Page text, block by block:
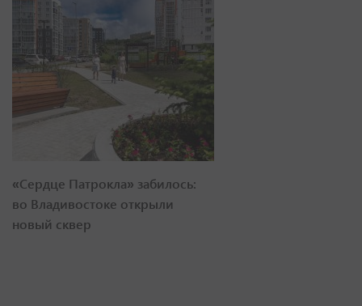
«Сердце Патрокла» забилось:
во Владивостоке открыли
новый сквер